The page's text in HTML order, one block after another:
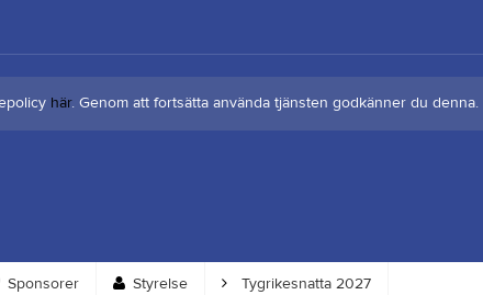
här. Genom att fortsätta använda tjänsten godkänner du denna.
Sponsorer Styrelse Tygrikesnatta 2027